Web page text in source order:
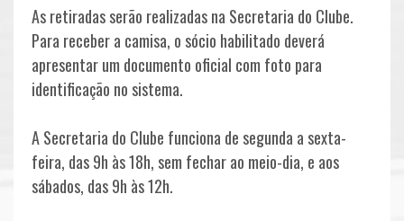
FUTEBOL
COMISSÃO
TÉCNICA
COMPETIÇÕES
ESCOLINHA
FEMININO
As retiradas serão realizadas na Secretaria do Clube.
Para receber a camisa, o sócio habilitado deverá
apresentar um documento oficial com foto para
identificação no sistema.
A Secretaria do Clube funciona de segunda a sexta-
feira, das 9h às 18h, sem fechar ao meio-dia, e aos
sábados, das 9h às 12h.